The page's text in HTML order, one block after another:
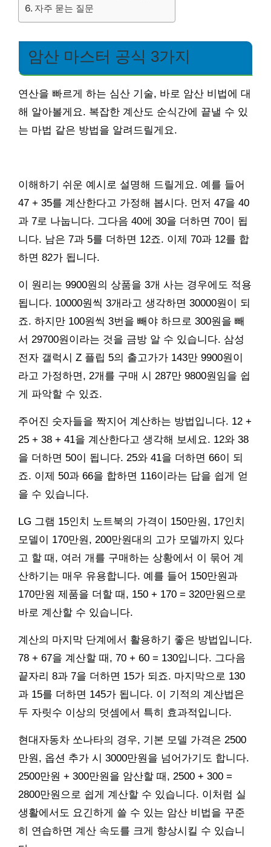
자주 묻는 질문
암산 마스터 공식 3가지
연산을 빠르게 하는 심산 기술, 바로 암산 비법에 대
해 알아볼게요. 복잡한 계산도 순식간에 끝낼 수 있
는 마법 같은 방법을 알려드릴게요.
이해하기 쉬운 예시로 설명해 드릴게요. 예를 들어
47 + 35를 계산한다고 가정해 봅시다. 먼저 47을 40
과 7로 나눕니다. 그다음 40에 30을 더하면 70이 됩
니다. 남은 7과 5를 더하면 12죠. 이제 70과 12를 합
하면 82가 됩니다.
이 원리는 9900원의 상품을 3개 사는 경우에도 적용
됩니다. 10000원씩 3개라고 생각하면 30000원이 되
죠. 하지만 100원씩 3번을 빼야 하므로 300원을 빼
서 29700원이라는 것을 금방 알 수 있습니다. 삼성
전자 갤럭시 Z 플립 5의 출고가가 143만 9900원이
라고 가정하면, 2개를 구매 시 287만 9800원임을 쉽
게 파악할 수 있죠.
주어진 숫자들을 짝지어 계산하는 방법입니다. 12 +
25 + 38 + 41을 계산한다고 생각해 보세요. 12와 38
을 더하면 50이 됩니다. 25와 41을 더하면 66이 되
죠. 이제 50과 66을 합하면 116이라는 답을 쉽게 얻
을 수 있습니다.
LG 그램 15인치 노트북의 가격이 150만원, 17인치
모델이 170만원, 200만원대의 고가 모델까지 있다
고 할 때, 여러 개를 구매하는 상황에서 이 묶어 계
산하기는 매우 유용합니다. 예를 들어 150만원과
170만원 제품을 더할 때, 150 + 170 = 320만원으로
바로 계산할 수 있습니다.
계산의 마지막 단계에서 활용하기 좋은 방법입니다.
78 + 67을 계산할 때, 70 + 60 = 130입니다. 그다음
끝자리 8과 7을 더하면 15가 되죠. 마지막으로 130
과 15를 더하면 145가 됩니다. 이 기적의 계산법은
두 자릿수 이상의 덧셈에서 특히 효과적입니다.
현대자동차 쏘나타의 경우, 기본 모델 가격은 2500
만원, 옵션 추가 시 3000만원을 넘어가기도 합니다.
2500만원 + 300만원을 암산할 때, 2500 + 300 =
2800만원으로 쉽게 계산할 수 있습니다. 이처럼 실
생활에서도 요긴하게 쓸 수 있는 암산 비법을 꾸준
히 연습하면 계산 속도를 크게 향상시킬 수 있습니